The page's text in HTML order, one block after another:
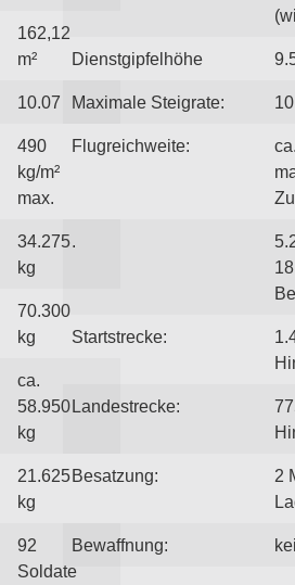
162,12
m²
10.07
490
kg/m²
max.
34.275
kg
70.300
kg
ca.
58.950
kg
21.625
kg
92
Soldate
Dienstgipfelhöhe
Maximale Steigrate:
Flugreichweite:
.
Startstrecke:
Landestrecke:
Besatzung:
2
Bewaffnung: